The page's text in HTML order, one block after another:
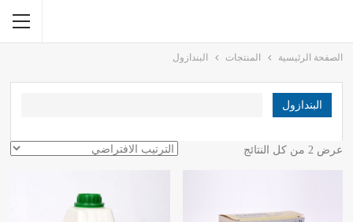
الصفحة الرئيسية المنتجات البندازول
البندازول
عرض ⁦2⁩ من كل النتائج